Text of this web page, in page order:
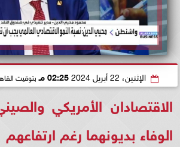
الإثنين، 22 أبريل 2024 02:25 مـ بتوقيت
الاقتصادان الأمريكي
الوفاء بديونهما رغم ارتفاعهم